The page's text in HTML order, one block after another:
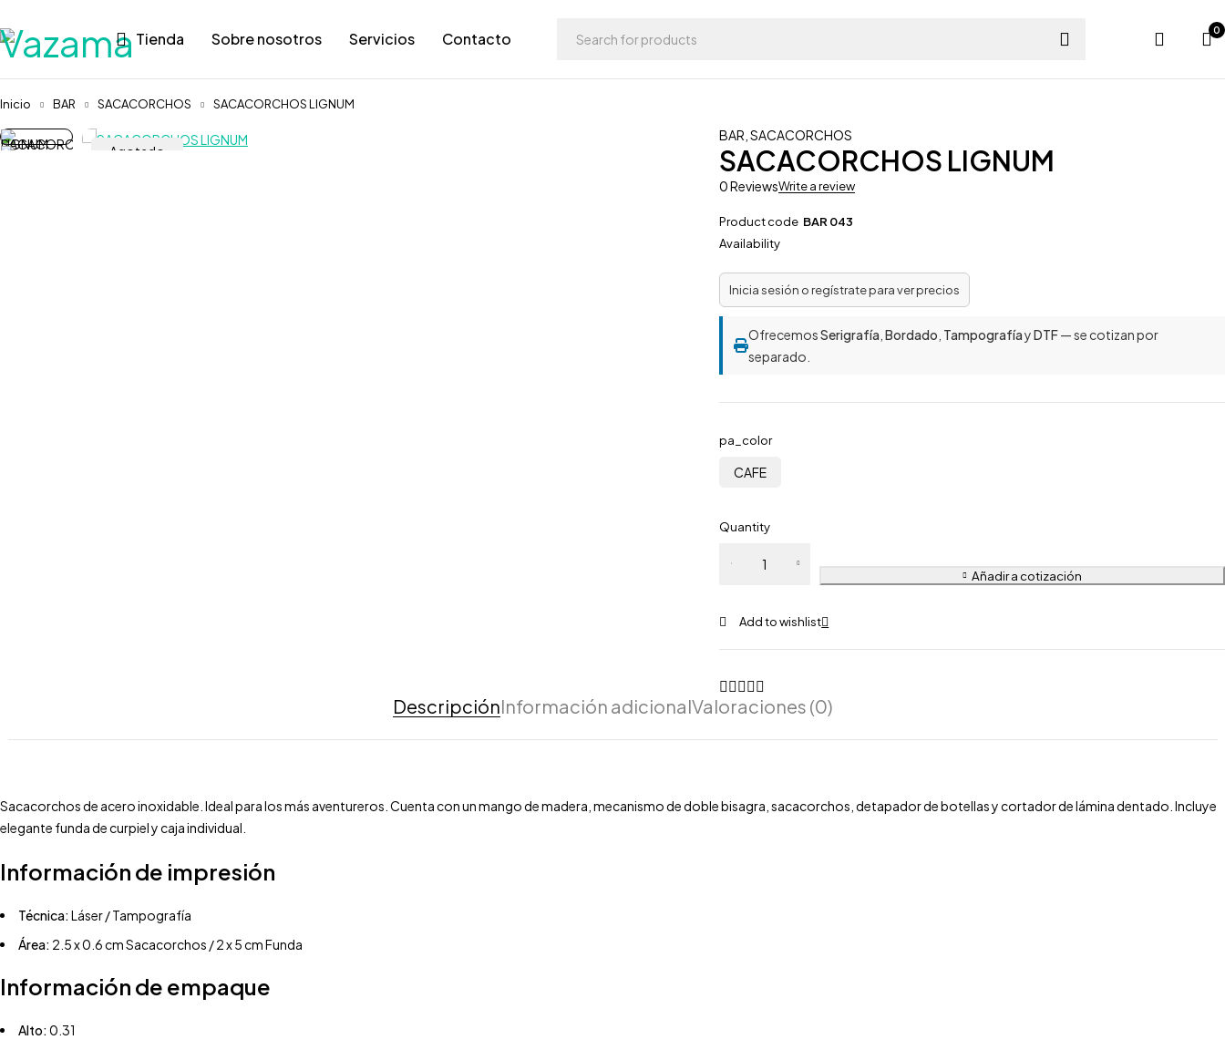
Tienda Sobre nosotros Servicios Contacto 0
Inicio BAR SACACORCHOS SACACORCHOS LIGNUM
Agotado
BAR ,SACACORCHOS
SACACORCHOS LIGNUM
0 ReviewsWrite a review
Product code BAR 043
Availability
Inicia sesión o regístrate para ver precios
OfrecemosSerigrafía ,Bordado TampografíayDTF— se cotizan por
separado.
pa_color
CAFE
Quantity
Añadir a cotización
DescripciónInformación adicionalValoraciones (0)
Sacacorchos de acero inoxidable. Ideal para los más aventureros. Cuenta con un mango de madera, mecanismo de doble bisagra, sacacorchos, detapador de botellas y cortador de lámina dentado. Incluye
elegante funda de curpiel y caja individual.
Información de impresión
Técnica:Láser / Tampografía
Área: 2.5 x 0.6 cm Sacacorchos / 2 x 5 cm Funda
Información de empaque
Alto:0.31